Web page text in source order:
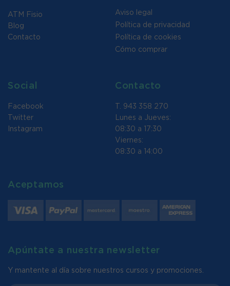
ATM Fisio
Blog
Contacto
Aviso legal
Política de privacidad
Política de cookies
Cómo comprar
Social
Facebook
Twitter
Instagram
Contacto
T. 943 358 270
Lunes a Jueves:
08:30 a 17:30
Viernes:
08:30 a 14:00
Aceptamos
Apúntate a nuestra newsletter
Y mantente al día sobre nuestros cursos y promociones.